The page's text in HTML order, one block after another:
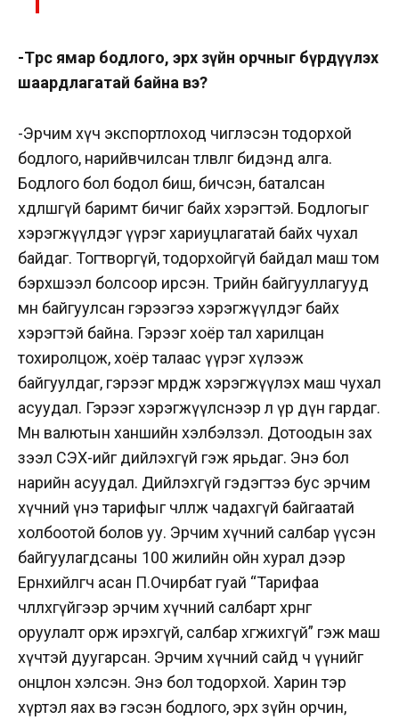
-Төрөөс ямар бодлого, эрх зүйн орчныг бүрдүүлэх
шаардлагатай байна вэ?
-Эрчим хүч экспортлоход чиглэсэн тодорхой
бодлого, нарийвчилсан төлөвлөгөө бидэнд алга.
Бодлого бол бодол биш, бичсэн, баталсан
хөдөлшгүй баримт бичиг байх хэрэгтэй. Бодлогыг
хэрэгжүүлдэг үүрэг хариуцлагатай байх чухал
байдаг. Тогтворгүй, тодорхойгүй байдал маш том
бэрхшээл болсоор ирсэн. Төрийн байгууллагууд
өмнө байгуулсан гэрээгээ хэрэгжүүлдэг байх
хэрэгтэй байна. Гэрээг хоёр тал харилцан
тохиролцож, хоёр талаас үүрэг хүлээж
байгуулдаг, гэрээг мөрдөж хэрэгжүүлэх маш чухал
асуудал. Гэрээг хэрэгжүүлснээр л үр дүн гардаг.
Мөн валютын ханшийн хэлбэлзэл. Дотоодын зах
зээл СЭХ-ийг дийлэхгүй гэж ярьдаг. Энэ бол
нарийн асуудал. Дийлэхгүй гэдэгтээ бус эрчим
хүчний үнэ тарифыг чөлөөлж чадахгүй байгаатай
холбоотой болов уу. Эрчим хүчний салбар үүсэн
байгуулагдсаны 100 жилийн ойн хурал дээр
Ерөнхийлөгч асан П.Очирбат гуай “Тарифаа
чөлөөлөхгүйгээр эрчим хүчний салбарт хөрөнгө
оруулалт орж ирэхгүй, салбар хөгжихгүй” гэж маш
хүчтэй дуугарсан. Эрчим хүчний сайд ч үүнийг
онцлон хэлсэн. Энэ бол тодорхой. Харин тэр
хүртэл яах вэ гэсэн бодлого, эрх зүйн орчин,